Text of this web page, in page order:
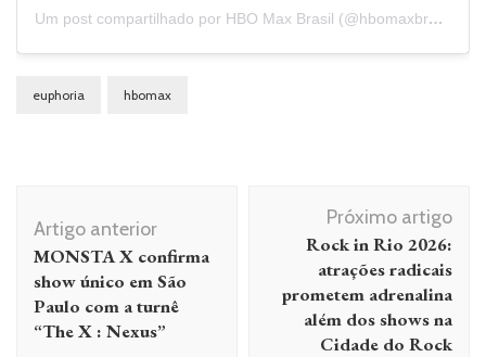
Um post compartilhado por HBO Max Brasil (@hbomaxbrasil)
euphoria hbomax
de
post
Artigo anterior
MONSTA X confirma
show único em São
Paulo com a turnê
“The X : Nexus”
Próximo artigo
Rock in Rio 2026:
atrações radicais
prometem adrenalina
além dos shows na
Cidade do Rock